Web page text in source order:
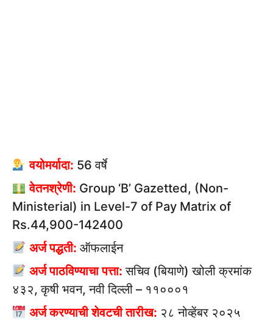
वयोमर्यादा: 56 वर्षे
वेतनश्रेणी: Group ‘B’ Gazetted, (Non-
Ministerial) in Level-7 of Pay Matrix of
Rs.44,900-142400
अर्ज पद्धती: ऑफलाईन
अर्ज पाठविण्याचा पत्ता: सचिव (बियाणे) खोली क्रमांक
४३२, कृषी भवन, नवी दिल्ली – ११०००१
अर्ज करण्याची शेवटची तारीख: २८ नोव्हेंबर २०२५